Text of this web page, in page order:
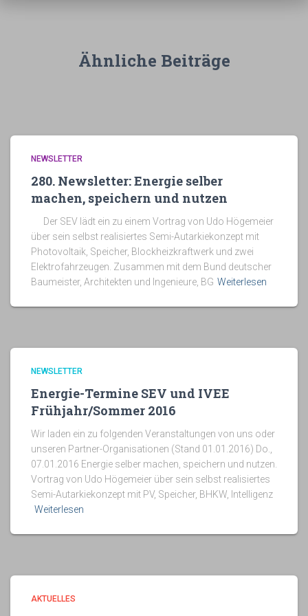
Ähnliche Beiträge
NEWSLETTER
280. Newsletter: Energie selber
machen, speichern und nutzen
Der SEV lädt ein zu einem Vortrag von Udo Högemeier
über sein selbst realisiertes Semi-Autarkiekonzept mit
Photovoltaik, Speicher, Blockheizkraftwerk und zwei
Elektrofahrzeugen. Zusammen mit dem Bund deutscher
Baumeister, Architekten und Ingenieure, BG Weiterlesen
NEWSLETTER
Energie-Termine SEV und IVEE
Frühjahr/Sommer 2016
Wir laden ein zu folgenden Veranstaltungen von uns oder
unseren Partner-Organisationen (Stand 01.01.2016) Do.,
07.01.2016 Energie selber machen, speichern und nutzen.
Vortrag von Udo Högemeier über sein selbst realisiertes
Semi-Autarkiekonzept mit PV, Speicher, BHKW, Intelligenz
Weiterlesen
AKTUELLES